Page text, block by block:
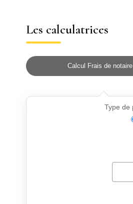
Les calculatrices
Calcul Frais de notaire